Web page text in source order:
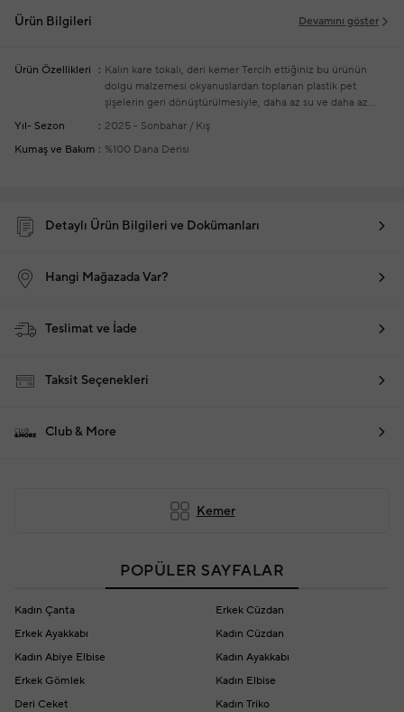
Ürün Bilgileri Devamını göster
Ürün Özellikleri Kalın kare tokalı, deri kemer Tercih ettiğiniz bu ürünün
dolgu malzemesi okyanuslardan toplanan plastik pet
şişelerin geri dönüştürülmesiyle, daha az su ve daha az
elektrik tüketilerek üretilmiştir
Yıl- Sezon
2025 - Sonbahar / Kış
Kumaş ve Bakım
%100 Dana Derisi
Detaylı Ürün Bilgileri ve Dokümanları
Hangi Mağazada Var?
Teslimat ve İade
Taksit Seçenekleri
Club & More
Kemer
POPÜLER SAYFALAR
Kadın Çanta
Erkek Cüzdan
Erkek Ayakkabı
Kadın Cüzdan
Kadın Abiye Elbise
Kadın Ayakkabı
Erkek Gömlek
Kadın Elbise
Deri Ceket
Kadın Triko